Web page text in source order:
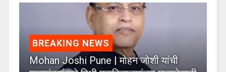
BREAKING NEWS
Mohan Joshi Pune | मोहन जोशी यांची